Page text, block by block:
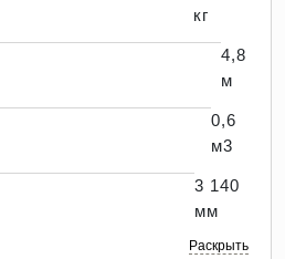
кг
4,8
м
0,6
м3
3 140
мм
Раскрыть